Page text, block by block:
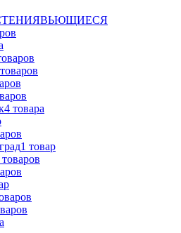
ВЬЮЩИЕСЯ
товаров
4 товара
1 товар
товаров